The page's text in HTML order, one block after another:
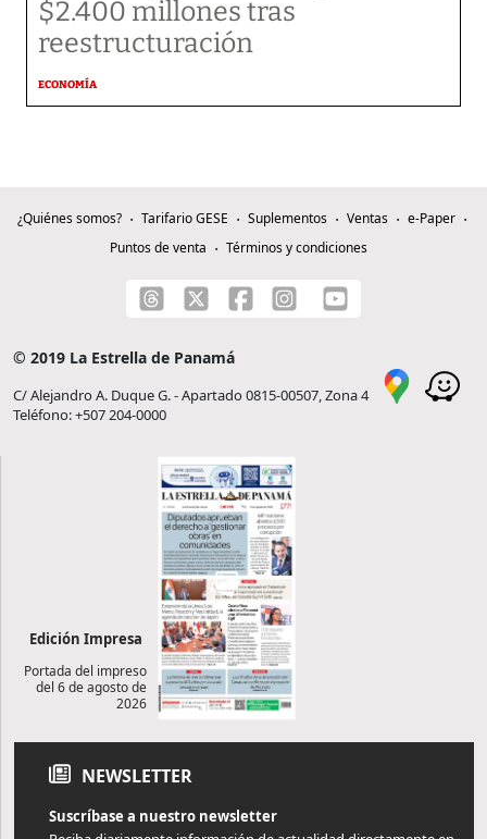
$2.400 millones tras
reestructuración
ECONOMÍA
¿Quiénes somos? Tarifario GESE Suplementos Ventas
e-Paper
Puntos de venta
Términos y condiciones
© 2019 La Estrella de Panamá
C/ Alejandro A. Duque G. - Apartado 0815-00507, Zona 4
Teléfono: +507 204-0000
Edición Impresa
Portada del impreso
del 6 de agosto de
2026
NEWSLETTER
Suscríbase a nuestro newsletter